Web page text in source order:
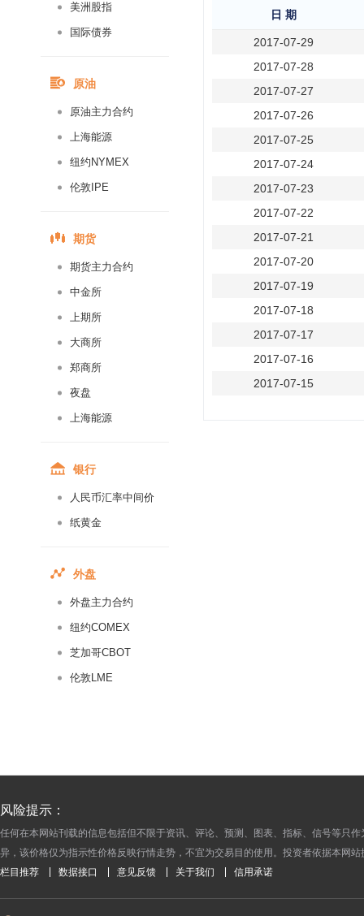
美洲股指
国际债券
原油
原油主力合约
上海能源
纽约NYMEX
伦敦IPE
期货
期货主力合约
中金所
上期所
大商所
郑商所
夜盘
上海能源
银行
人民币汇率中间价
纸黄金
外盘
外盘主力合约
纽约COMEX
芝加哥CBOT
伦敦LME
日 期
2017-07-29
2017-07-28
2017-07-27
2017-07-26
2017-07-25
2017-07-24
2017-07-23
2017-07-22
2017-07-21
2017-07-20
2017-07-19
2017-07-18
2017-07-17
2017-07-16
2017-07-15
2017-06-29
2017-06-26
2017-06-25
风险提示：
任何在本网站刊载的信息包括但不限于资讯、评论、预测、图表、指标、信号等只
异，该价格仅为指示性价格反映行情走势，不宜为交易目的使用。投资者依据本网
栏目推荐 数据接口 意见反馈 关于我们 信用承诺